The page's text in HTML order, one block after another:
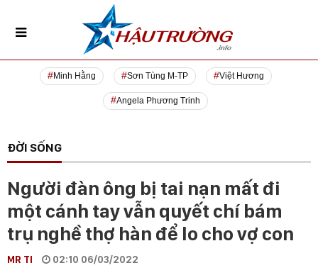
Minh Hằng Sơn Tùng M-TP Việt Hương
Angela Phương Trinh
ĐỜI SỐNG
Người đàn ông bị tai nạn mất đi
một cánh tay vẫn quyết chí bám
trụ nghề thợ hàn để lo cho vợ con
MR TI 02:10 06/03/2022